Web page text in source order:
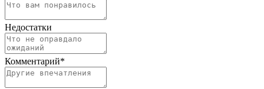
Недостатки
Комментарий*